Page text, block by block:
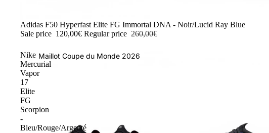
Maillot Coupe du Monde 2026
-54%
Adidas F50 Hyperfast Elite FG Immortal DNA - Noir/Lucid Ray Blue
Sale price 120,00€ Regular price 260,00€
Nike
Mercurial
Vapor
17
Elite
FG
Scorpion
-
Bleu/Rouge/Argenté